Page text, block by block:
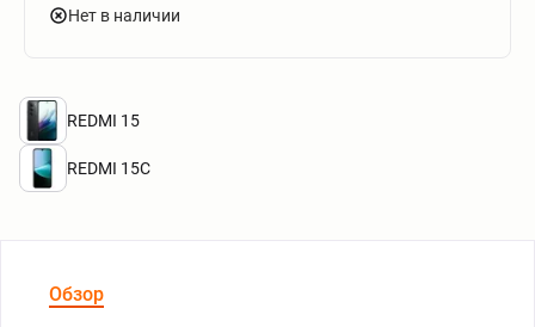
Нет в наличии
REDMI 15
REDMI 15C
Обзор